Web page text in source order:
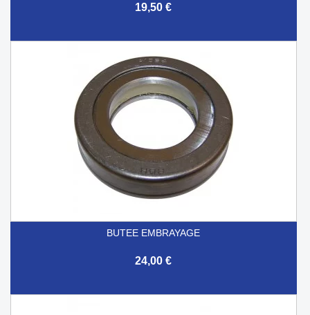
19,50 €
BUTEE EMBRAYAGE
24,00 €